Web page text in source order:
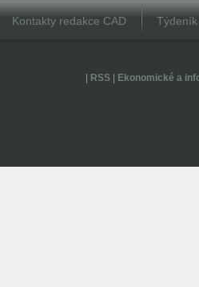
Kontakty redakce CAD
RSS| Ekonomické a